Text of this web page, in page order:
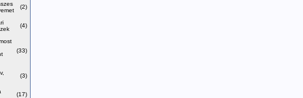
(2)
(4)
(33)
(3)
(17)